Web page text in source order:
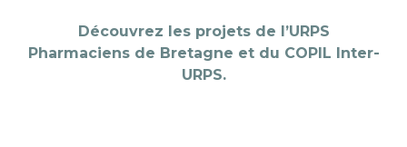
Découvrez les projets de l’URPS
Pharmaciens de Bretagne et du COPIL Inter-
URPS.